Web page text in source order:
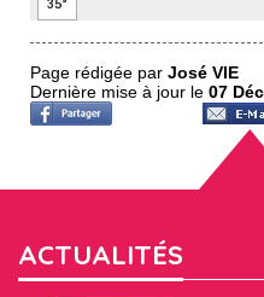
Page rédigée par José VIE
Dernière mise à jour le 07
ACTUALITÉS